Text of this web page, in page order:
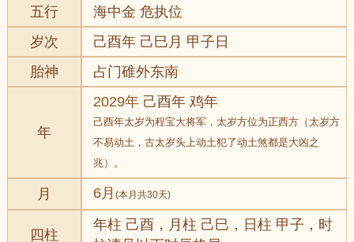
五行
海中金 危执位
岁次
己酉年 己巳月 甲子日
胎神
占门碓外东南
年
2029年 己酉年 鸡年
己酉年太岁为程宝大将军，太岁方位为正西方（太岁方
不易动土，古太岁头上动土犯了动土煞都是大凶之
兆）。
月 6月(本月共30天)
四柱
年柱 己酉，月柱 己巳，日柱 甲子，时